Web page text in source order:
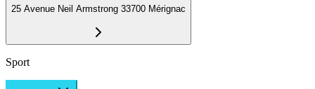
25 Avenue Neil Armstrong 33700 Mérignac
Sport